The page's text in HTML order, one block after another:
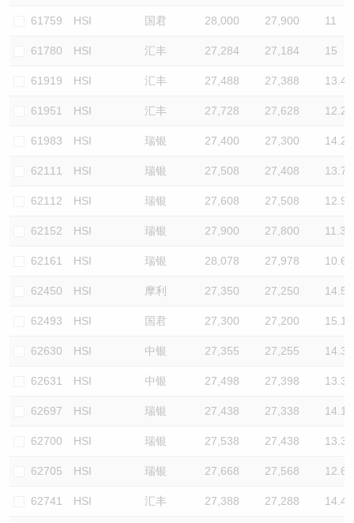
61759 HSI 国君 28,000 27,900 11
61780 HSI 汇丰 27,284 27,184 15
61919 HSI 汇丰 27,488 27,388 13.4
61951 HSI 汇丰 27,728 27,628 12.2
61983 HSI 瑞银 27,400 27,300 14.2
62111 HSI 瑞银 27,508 27,408 13.7
62112 HSI 瑞银 27,608 27,508 12.9
62152 HSI 瑞银 27,900 27,800 11.3
62161 HSI 瑞银 28,078 27,978 10.6
62450 HSI 摩利 27,350 27,250 14.5
62493 HSI 国君 27,300 27,200 15.1
62630 HSI 中银 27,355 27,255 14.3
62631 HSI 中银 27,498 27,398 13.3
62697 HSI 瑞银 27,438 27,338 14.1
62700 HSI 瑞银 27,538 27,438 13.3
62705 HSI 瑞银 27,668 27,568 12.6
62741 HSI 汇丰 27,388 27,288 14.4